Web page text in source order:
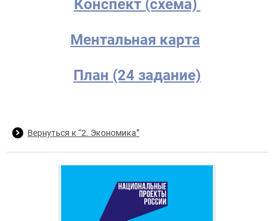
Конспект (схема)
Ментальная карта
План (24 задание)
Вернуться к “2. Экономика”